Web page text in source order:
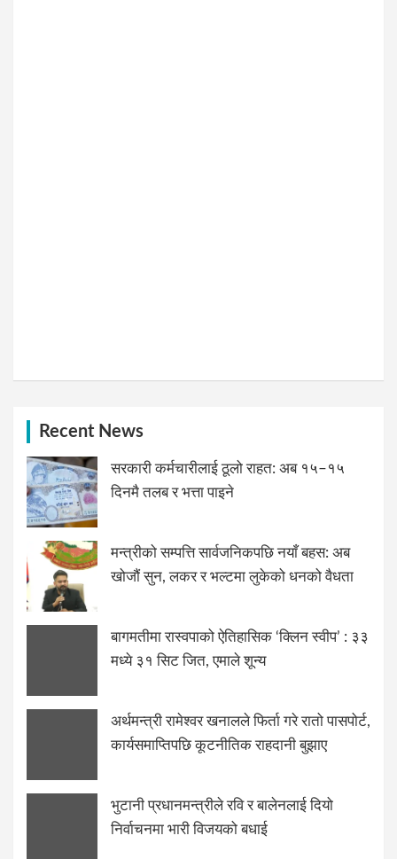
Recent News
सरकारी कर्मचारीलाई ठूलो राहत: अब १५–१५
दिनमै तलब र भत्ता पाइने
मन्त्रीको सम्पत्ति सार्वजनिकपछि नयाँ बहस: अब
खोजौं सुन, लकर र भल्टमा लुकेको धनको वैधता
बागमतीमा रास्वपाको ऐतिहासिक ‘क्लिन स्वीप’ : ३३
मध्ये ३१ सिट जित, एमाले शून्य
अर्थमन्त्री रामेश्वर खनालले फिर्ता गरे रातो पासपोर्ट,
कार्यसमाप्तिपछि कूटनीतिक राहदानी बुझाए
भुटानी प्रधानमन्त्रीले रवि र बालेनलाई दियो
निर्वाचनमा भारी विजयको बधाई